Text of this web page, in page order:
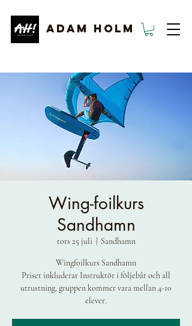
ADAM HOLM
Wing-foilkurs
Sandhamn
tors 25 juli Sandhamn
Wingfoilkurs Sandhamn
Priset inkluderar Instruktör i följebåt och all
utrustning, gruppen kommer vara mellan 4-10
elever.